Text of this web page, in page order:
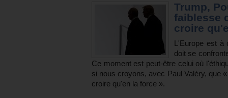
Trump,
faiblesse
croire
L'Europe est
doit se
Ce moment est peut-être celui où
si nous croyons, avec Paul Valéry, que
croire qu'en la force ».